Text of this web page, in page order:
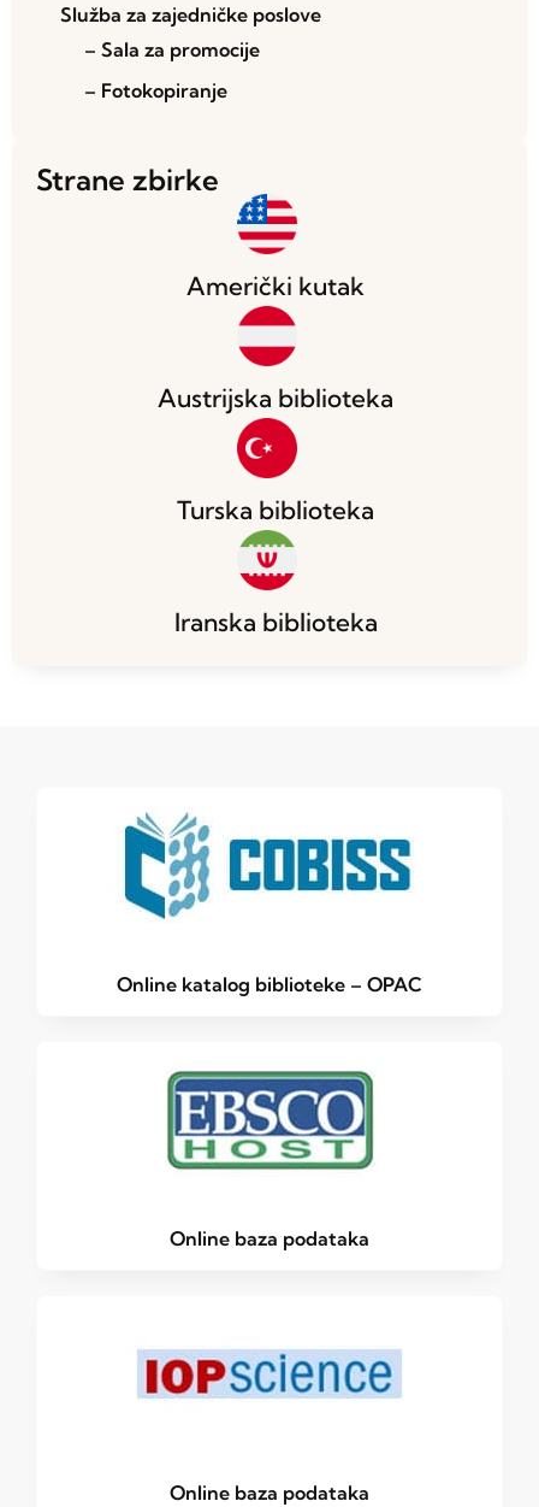
Služba za zajedničke poslove
– Sala za promocije
– Fotokopiranje
Strane zbirke
Američki kutak
Austrijska biblioteka
Turska biblioteka
Iranska biblioteka
Online katalog biblioteke – OPAC
Online baza podataka
Online baza podataka